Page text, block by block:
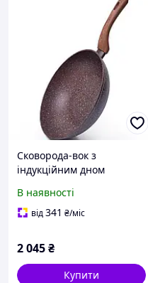
Сковорода-вок з
індукційним дном
24x7см 4334
В наявності
від341 ₴/міс
2 045₴
Купити